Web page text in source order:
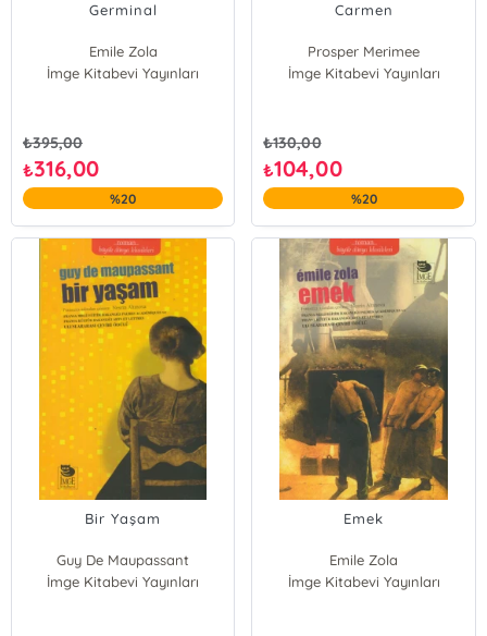
Germinal
Emile Zola
İmge Kitabevi Yayınları
₺395,00
₺316,00
%20
Carmen
Prosper Merimee
İmge Kitabevi Yayınları
₺130,00
₺104,00
%20
Bir Yaşam
Guy De Maupassant
İmge Kitabevi Yayınları
Emek
Emile Zola
İmge Kitabevi Yayınları